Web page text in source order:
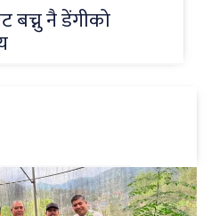
बच्नु नै डेंगीको